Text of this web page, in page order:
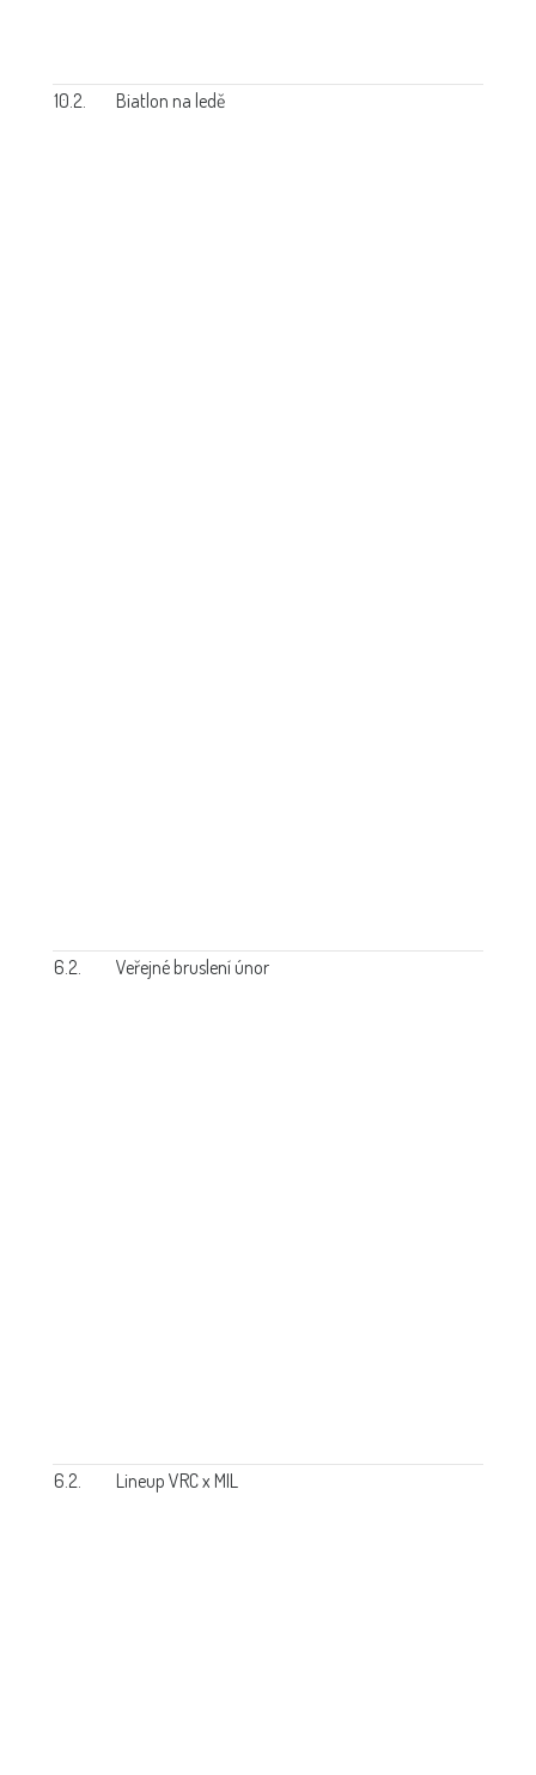
10.2. Biatlon na ledě
6.2. Veřejné bruslení únor
6.2. Lineup VRC x MIL